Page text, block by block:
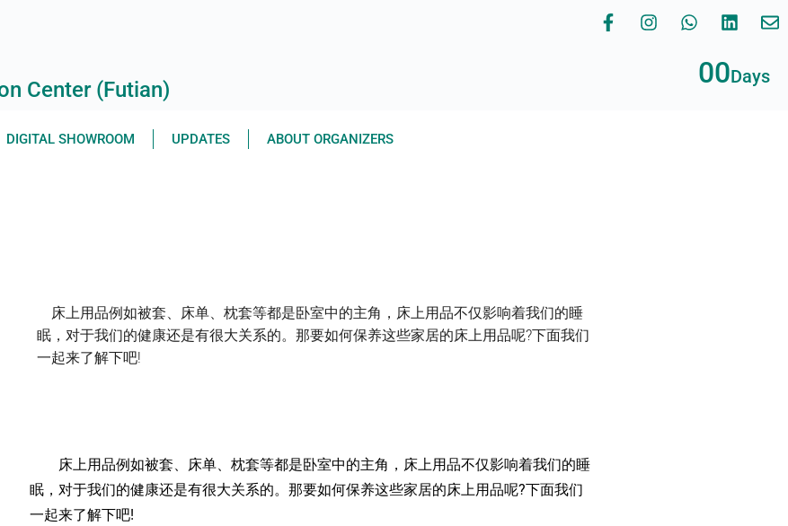
Center (Futian)
00Days
DIGITAL SHOWROOM UPDATES ABOUT ORGANIZERS
床上用品例如被套、床单、枕套等都是卧室中的主角，床上用品不仅影响着我们的睡
眠，对于我们的健康还是有很大关系的。那要如何保养这些家居的床上用品呢?下面我们
一起来了解下吧!
床上用品例如被套、床单、枕套等都是卧室中的主角，床上用品不仅影响着我们的睡
眠，对于我们的健康还是有很大关系的。那要如何保养这些家居的床上用品呢?下面我们
一起来了解下吧!